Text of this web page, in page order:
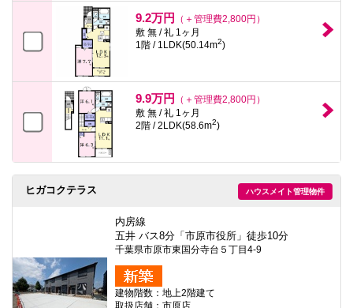
9.2万円
（＋管理費2,800円）
敷 無 / 礼 1ヶ月
1階 / 1LDK(50.14m2)
9.9万円
（＋管理費2,800円）
敷 無 / 礼 1ヶ月
2階 / 2LDK(58.6m2)
ハウスメイト管理物件
ヒガコクテラス
内房線
五井 バス8分「市原市役所」徒歩10分
千葉県市原市東国分寺台５丁目4-9
建物階数：地上2階建て
取扱店舗：市原店